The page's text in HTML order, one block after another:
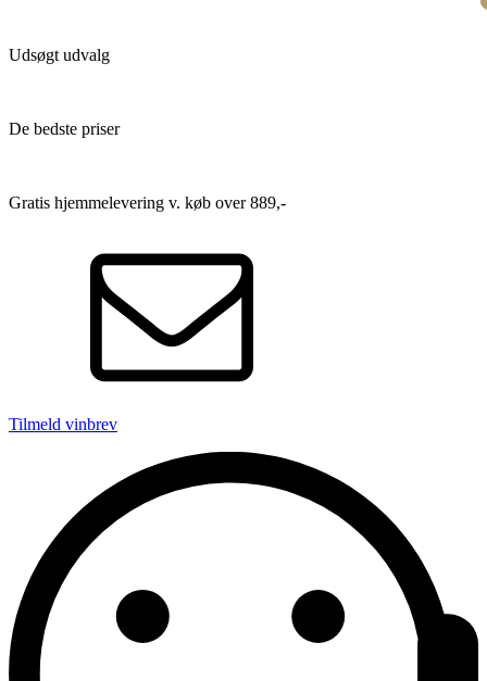
Udsøgt udvalg
De bedste priser
Gratis hjemmelevering v. køb over 889,-
Tilmeld vinbrev